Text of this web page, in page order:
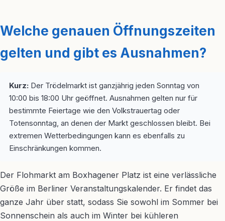
Welche genauen Öffnungszeiten
gelten und gibt es Ausnahmen?
Kurz: Der Trödelmarkt ist ganzjährig jeden Sonntag von
10:00 bis 18:00 Uhr geöffnet. Ausnahmen gelten nur für
bestimmte Feiertage wie den Volkstrauertag oder
Totensonntag, an denen der Markt geschlossen bleibt. Bei
extremen Wetterbedingungen kann es ebenfalls zu
Einschränkungen kommen.
Der Flohmarkt am Boxhagener Platz ist eine verlässliche
Größe im Berliner Veranstaltungskalender. Er findet das
ganze Jahr über statt, sodass Sie sowohl im Sommer bei
Sonnenschein als auch im Winter bei kühleren